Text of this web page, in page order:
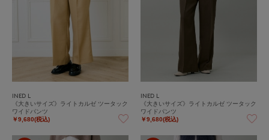
INED L
《大きいサイズ》ライトカルゼ ツータック
ワイドパンツ
￥9,680(税込)
INED L
《大きいサイズ》ライトカルゼ ツータック
ワイドパンツ
￥9,680(税込)